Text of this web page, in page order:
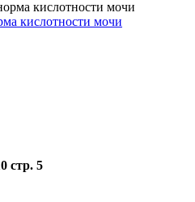
кислотности мочи
стр. 5